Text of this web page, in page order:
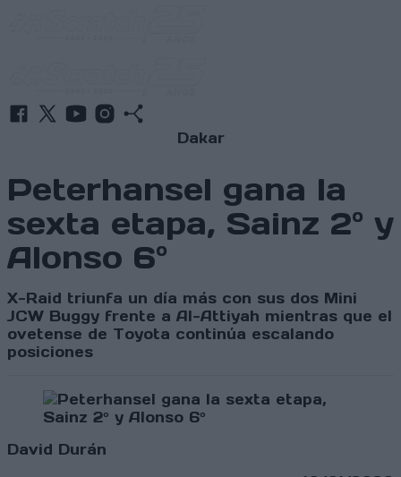
Dakar
Peterhansel gana la
sexta etapa, Sainz 2º y
Alonso 6º
X-Raid triunfa un día más con sus dos Mini
JCW Buggy frente a Al-Attiyah mientras que el
ovetense de Toyota continúa escalando
posiciones
David Durán